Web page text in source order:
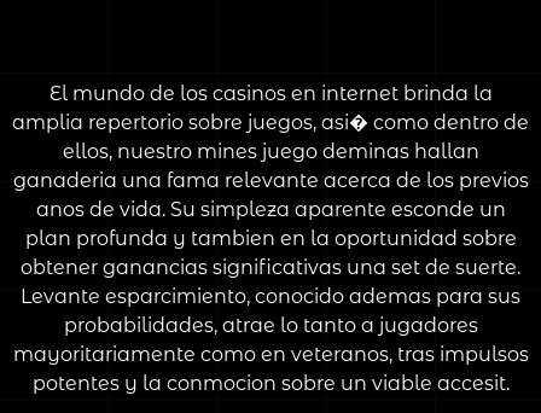
El mundo de los casinos en internet brinda la
amplia repertorio sobre juegos, asi� como dentro de
ellos, nuestro mines juego deminas hallan
ganaderia una fama relevante acerca de los previos
anos de vida. Su simpleza aparente esconde un
plan profunda y tambien en la oportunidad sobre
obtener ganancias significativas una set de suerte.
Levante esparcimiento, conocido ademas para sus
probabilidades, atrae lo tanto a jugadores
mayoritariamente como en veteranos, tras impulsos
potentes y la conmocion sobre un viable accesit.